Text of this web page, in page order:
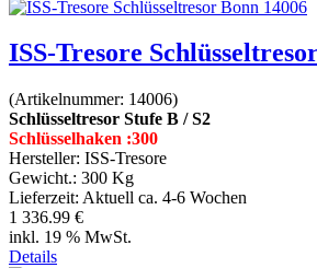
ISS-Tresore
(Artikelnummer: 14006)
Schlüsseltresor Stufe B / S2
Schlüsselhaken :300
Hersteller: ISS-Tresore
Gewicht.: 300 Kg
Lieferzeit: Aktuell ca. 4-6 Wochen
1 336.99 €
inkl. 19 % MwSt.
Details